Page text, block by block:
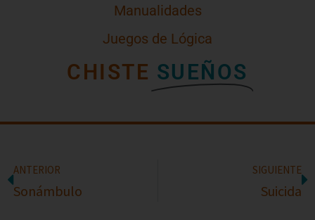
Manualidades
Juegos de Lógica
CHISTE SUEÑOS
ANTERIOR
Sonámbulo
SIGUIENTE
Suicida